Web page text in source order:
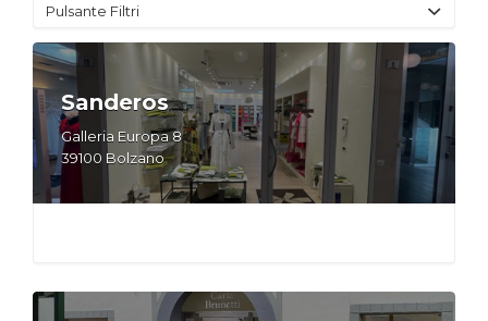
Pulsante Filtri
Sanderos
Galleria Europa 8
39100 Bolzano